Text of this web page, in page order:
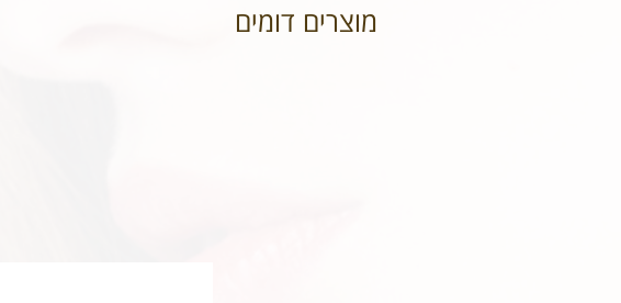
מוצרים דומים